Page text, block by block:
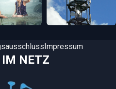
NETZ
Impressum